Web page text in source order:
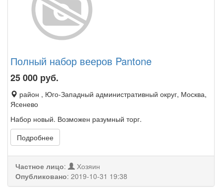
Полный набор вееров Pantone
25 000 руб.
район , Юго-Западный административный округ, Москва,
Ясенево
Набор новый. Возможен разумный торг.
Подробнее
Частное лицо:
Хозяин
Опубликовано: 2019-10-31 19:38